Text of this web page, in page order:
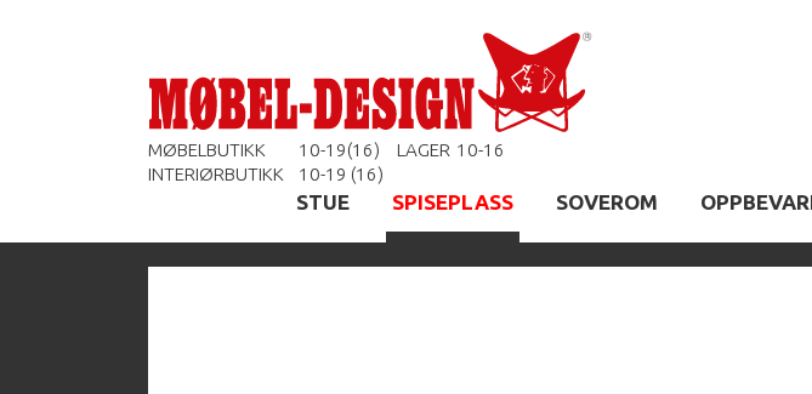
MØBELBUTIKK 10-19(16) LAGER 10-16
INTERIØRBUTIKK
10-19 (16)
STUE SPISEPLASS SOVEROM